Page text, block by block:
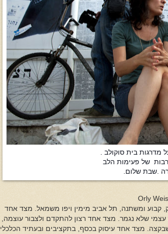
של פעימות הלב
.שבת שלום.
קבוע ומשתנה, תל אביב מימין ויפו משמאל. מצד אחד
שלא נגמר. מצד אחד רצון להתקדם ולצבור עוצמה,
מצד אחד עיסוק בכסף, בתקציבים ובעתיד הכלכלי